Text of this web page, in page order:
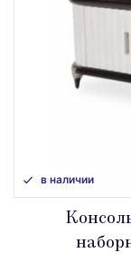
в наличии